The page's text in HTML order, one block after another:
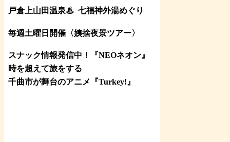
戸倉上山田温泉♨ 七福神外湯めぐり
毎週土曜日開催〈姨捨夜景ツアー〉
スナック情報発信中！『NEOネオン』
時を超えて旅をする
千曲市が舞台のアニメ『Turkey!』